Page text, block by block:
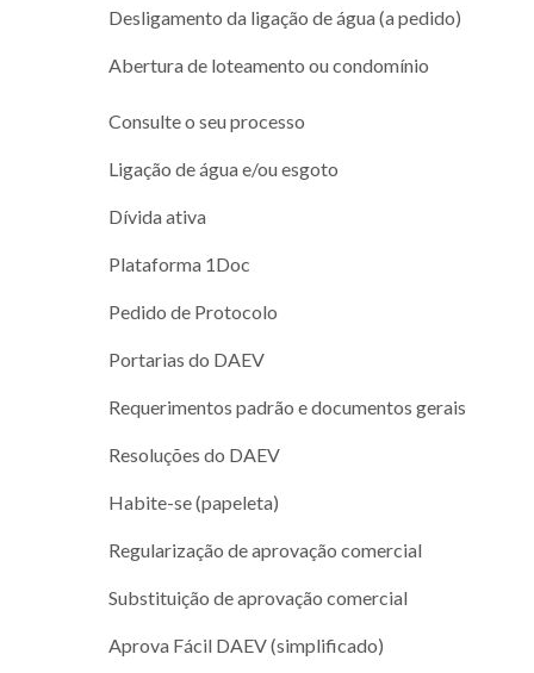
Desligamento da ligação de água (a pedido)
Abertura de loteamento ou condomínio
Consulte o seu processo
Ligação de água e/ou esgoto
Dívida ativa
Plataforma 1Doc
Pedido de Protocolo
Portarias do DAEV
Requerimentos padrão e documentos gerais
Resoluções do DAEV
Habite-se (papeleta)
Regularização de aprovação comercial
Substituição de aprovação comercial
Aprova Fácil DAEV (simplificado)